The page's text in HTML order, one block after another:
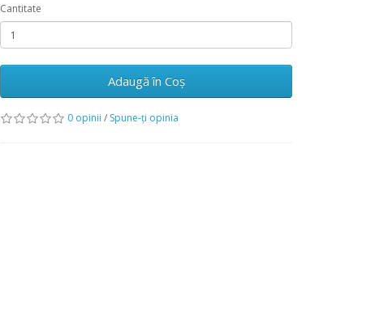
Cantitate
Adaugă în Coş
0 opinii / Spune-ţi opinia